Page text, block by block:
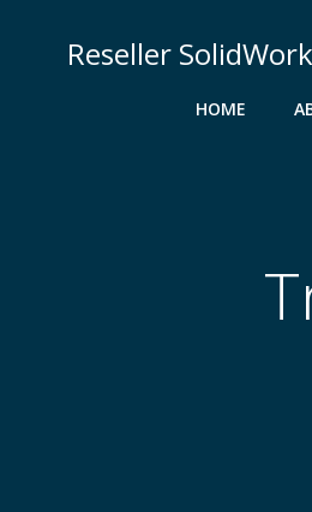
Reseller
HOME